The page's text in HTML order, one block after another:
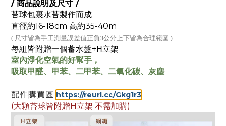
/ 商品說明及尺寸 /
苔球包裹水苔製作而成
直徑約16-18cm 高約35-40m
( 尺寸皆為手工測量誤差值正負3公分上下皆為合理範圍 )
每組皆附贈一個蓄水盤+H立架
室內淨化空氣的好幫手，
吸取甲醛、甲苯、二甲苯、二氧化碳、灰塵
配件購買區 https://reurl.cc/Gkg1r3
(大顆苔球皆附贈H立架 不需加購)